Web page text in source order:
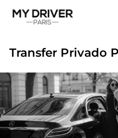
Transfer Privado